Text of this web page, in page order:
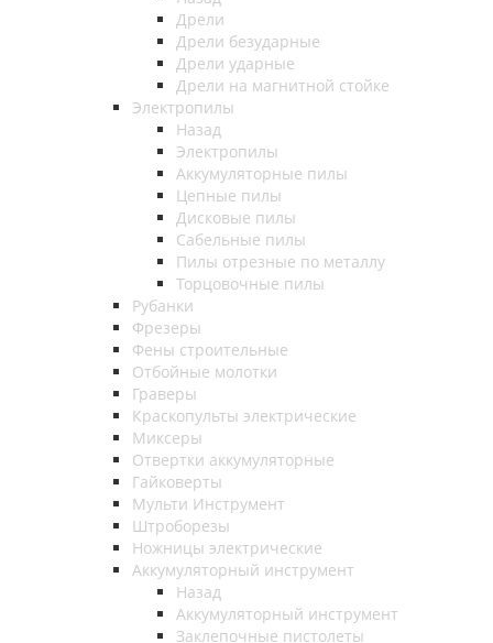
Дрели
Дрели безударные
Дрели ударные
Дрели на магнитной стойке
Электропилы
Назад
Электропилы
Аккумуляторные пилы
Цепные пилы
Дисковые пилы
Сабельные пилы
Пилы отрезные по металлу
Торцовочные пилы
Рубанки
Фрезеры
Фены строительные
Отбойные молотки
Граверы
Краскопульты электрические
Миксеры
Отвертки аккумуляторные
Гайковерты
Мульти Инструмент
Штроборезы
Ножницы электрические
Аккумуляторный инструмент
Назад
Аккумуляторный инструмент
Заклепочные пистолеты